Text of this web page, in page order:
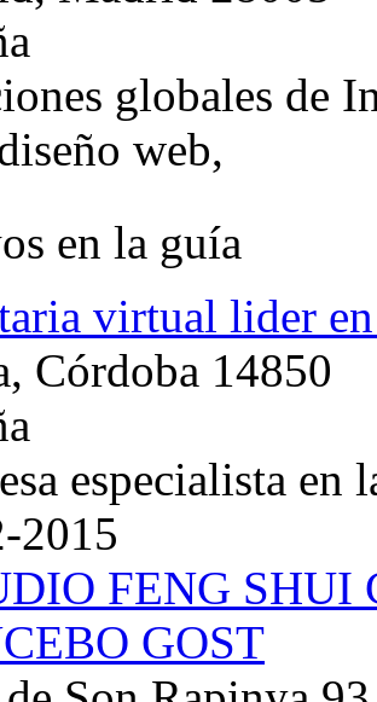
globales de
web,
en la guía
virtual lider
Córdoba 14850
especialista en
2015
FENG
GOST